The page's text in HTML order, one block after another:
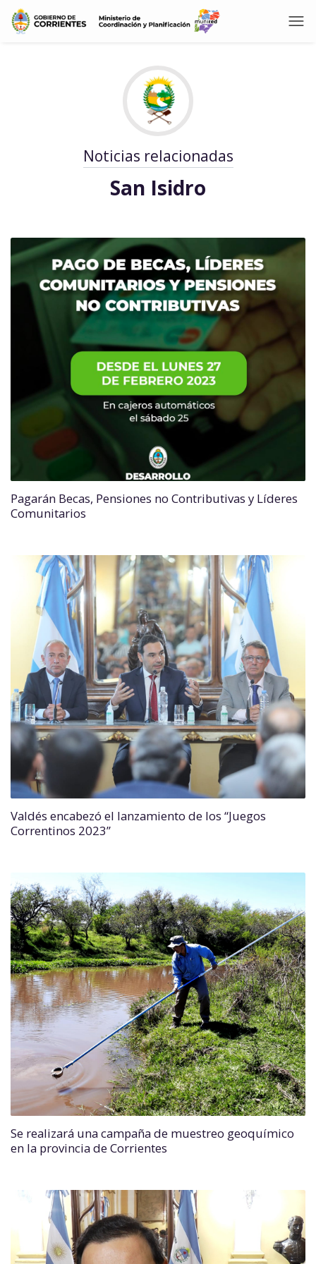
Noticias relacionadas
San Isidro
Pagarán Becas, Pensiones no Contributivas y Líderes
Comunitarios
Valdés encabezó el lanzamiento de los “Juegos
Correntinos 2023”
Se realizará una campaña de muestreo geoquímico
en la provincia de Corrientes